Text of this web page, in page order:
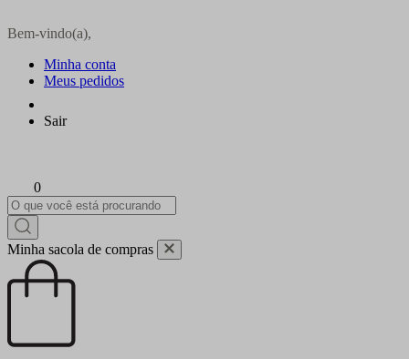
Bem-vindo(a),
Minha conta
Meus pedidos
Sair
0
Minha sacola de compras